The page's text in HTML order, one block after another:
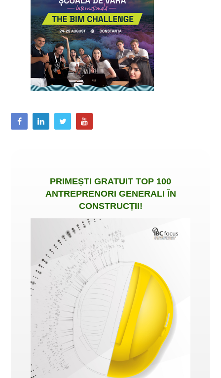
PRIMEȘTI GRATUIT TOP 100
ANTREPRENORI GENERALI ÎN
CONSTRUCȚII!